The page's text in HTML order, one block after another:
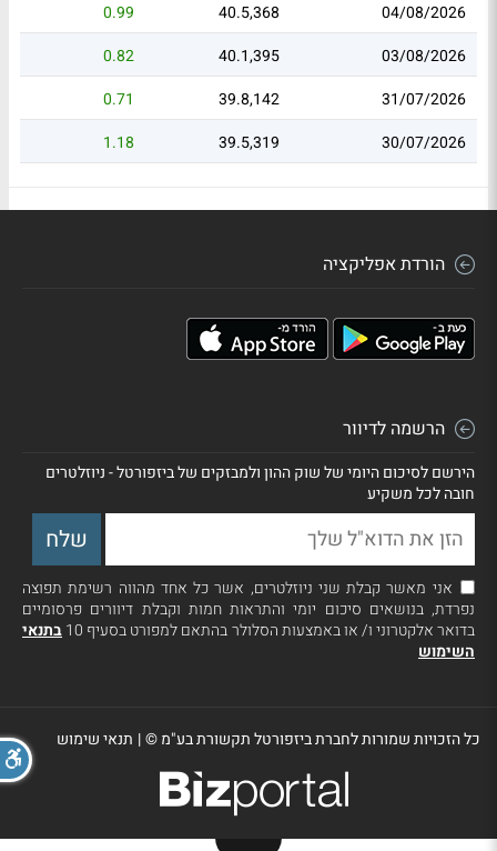
04/08/2026
40.5,368
0.99
03/08/2026
40.1,395
0.82
31/07/2026
39.8,142
0.71
30/07/2026
39.5,319
1.18
הורדת אפליקציה
הרשמה לדיוור
הירשם לסיכום היומי של שוק ההון ולמבזקים של ביזפורטל - ניוזלטרים
חובה לכל משקיע
אני מאשר קבלת שני ניוזלטרים, אשר כל אחד מהווה רשימת תפוצה
נפרדת, בנושאים סיכום יומי והתראות חמות וקבלת דיוורים פרסומיים
בדואר אלקטרוני ו/ או באמצעות הסלולר בהתאם למפורט בסעיף 10
בתנאי
השימוש
כל הזכויות שמורות לחברת ביזפורטל תקשורת בע"מ ©| תנאי שימוש